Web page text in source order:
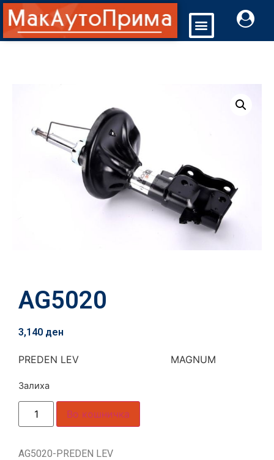
AG5020
3,140 ден
PREDEN LEV MAGNUM
Залиха
Во кошничка
AG5020-PREDEN LEV